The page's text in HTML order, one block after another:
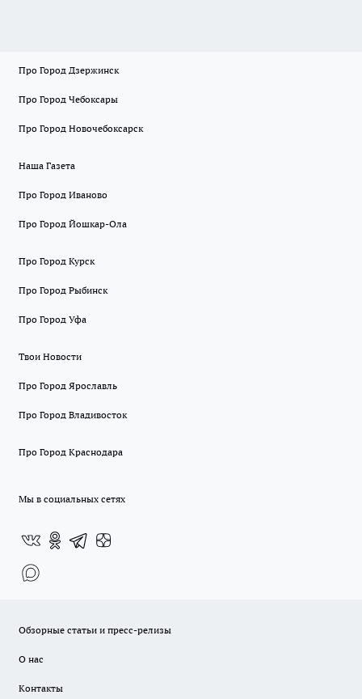
Про Город Дзержинск
Про Город Чебоксары
Про Город Новочебоксарск
Наша Газета
Про Город Иваново
Про Город Йошкар-Ола
Про Город Курск
Про Город Рыбинск
Про Город Уфа
Твои Новости
Про Город Ярославль
Про Город Владивосток
Про Город Краснодара
Мы в социальных сетях
Обзорные статьи и пресс-релизы
О нас
Контакты